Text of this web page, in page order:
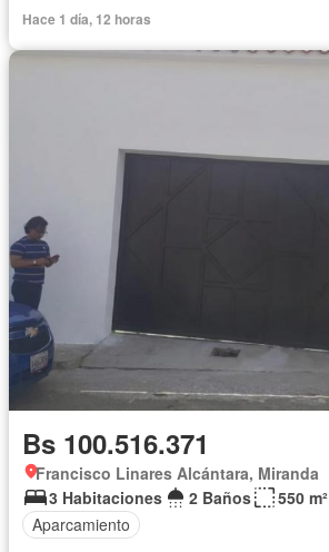
Hace 1 día, 12 horas
Bs 100.516.371
Francisco Linares Alcántara, Miranda
3 Habitaciones
2 Baños
550 m²
Aparcamiento